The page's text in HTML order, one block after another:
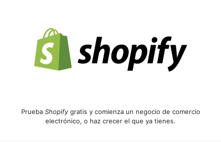
Prueba Shopifygratis y comienza un negocio de comercio
electrónico, o haz crecer el que ya tienes.